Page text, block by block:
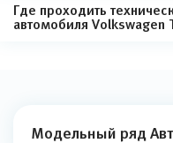
Где проходить
автомобиля Volkswagen
Модельный ряд